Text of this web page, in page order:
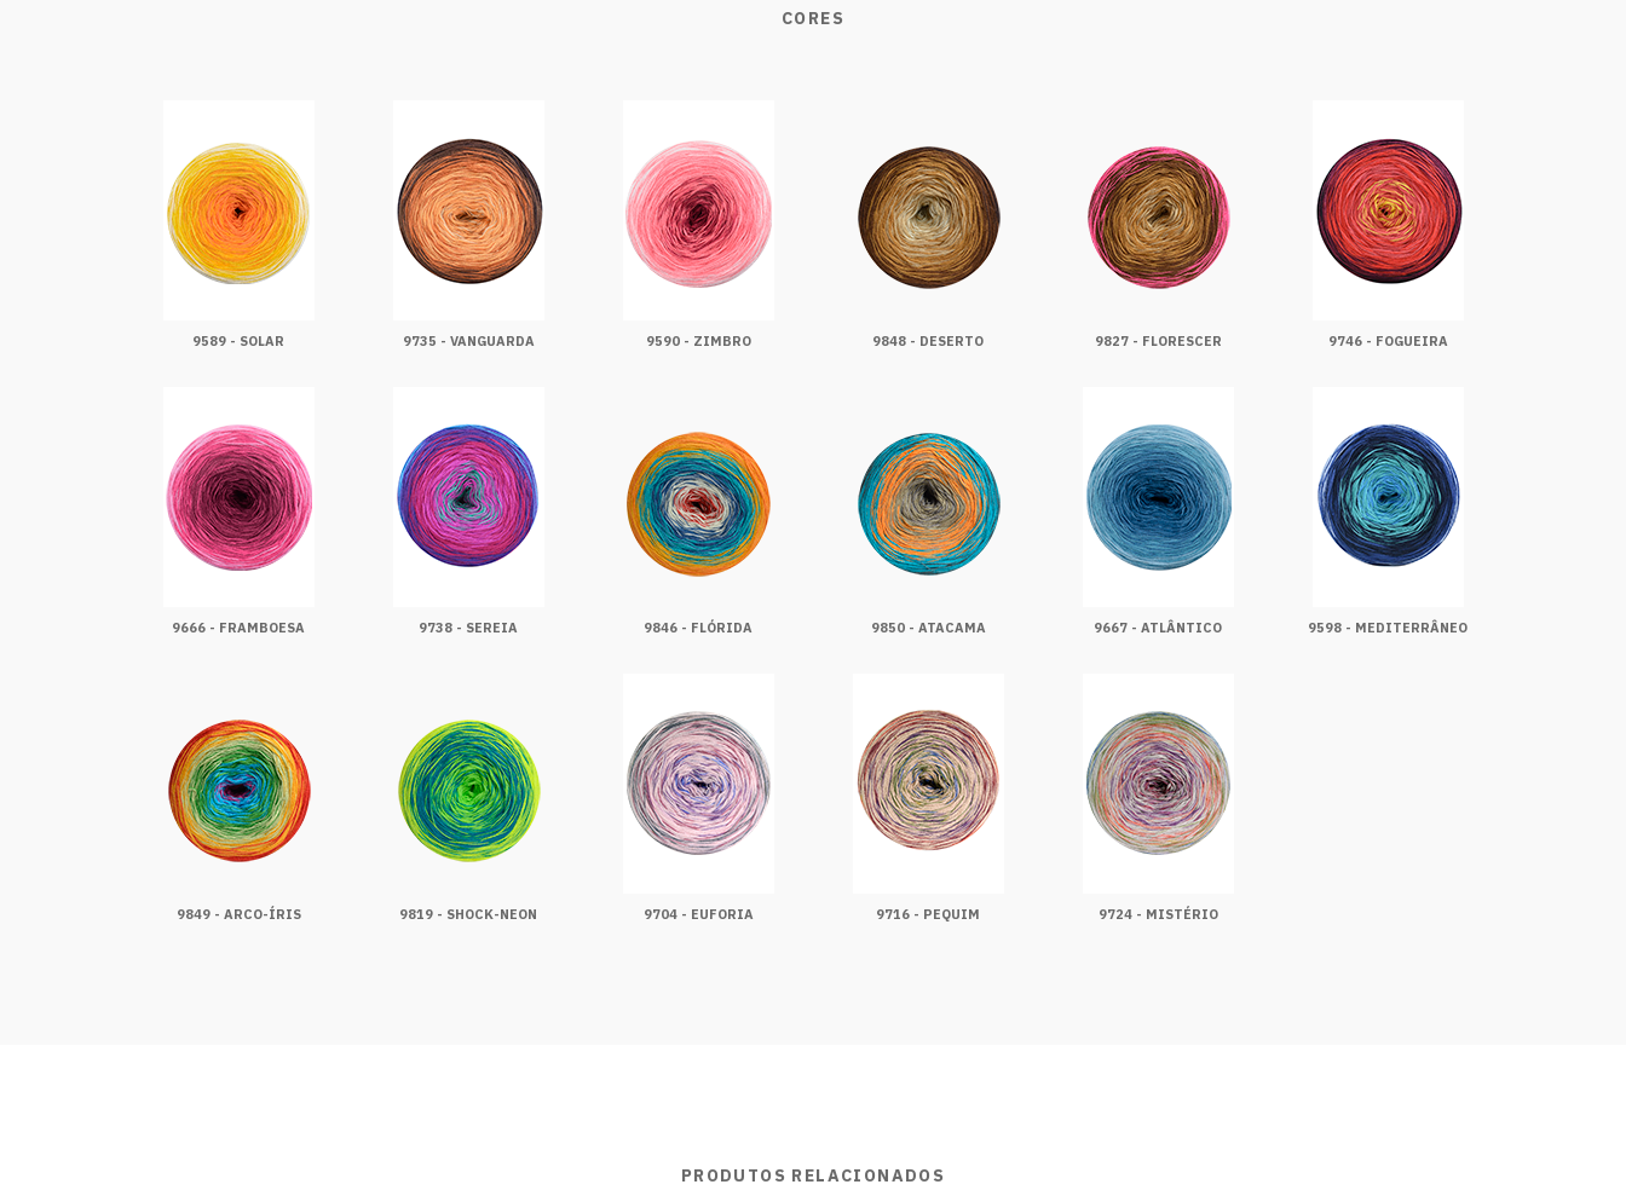
CORES
9589 - SOLAR 9735 - VANGUARDA 9590 - ZIMBRO 9848 - DESERTO 9827 - FLORESCER 9746 - FOGUEIRA
9666 - FRAMBOESA 9738 - SEREIA 9846 - FLÓRIDA 9850 - ATACAMA 9667 - ATLÂNTICO 9598 - MEDITERRÂNEO
9849 - ARCO-ÍRIS 9819 - SHOCK-NEON 9704 - EUFORIA 9716 - PEQUIM 9724 - MISTÉRIO
PRODUTOS RELACIONADOS